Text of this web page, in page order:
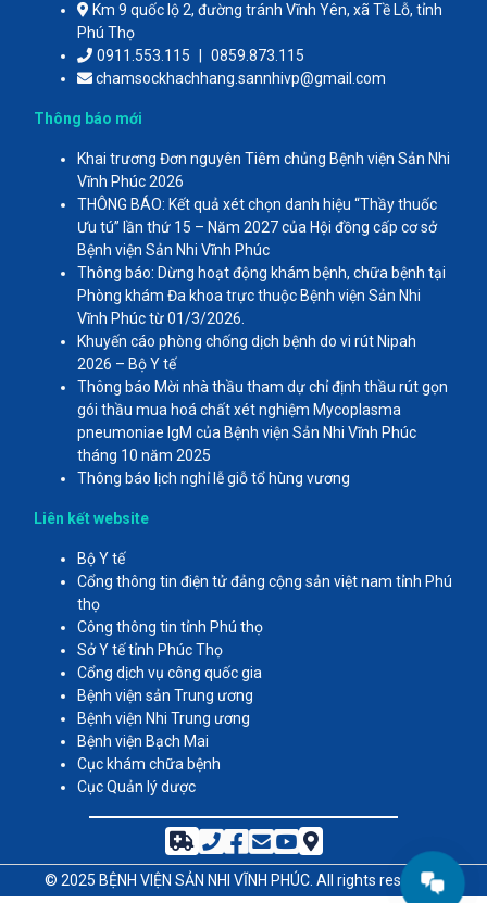
Km 9 quốc lộ 2, đường tránh Vĩnh Yên, xã Tề Lỗ, tỉnh
Phú Thọ
0911.553.115
0859.873.115
chamsockhachhang.sannhivp@gmail.com
Thông báo mới
Khai trương Đơn nguyên Tiêm chủng Bệnh viện Sản Nhi
Vĩnh Phúc 2026
THÔNG BÁO: Kết quả xét chọn danh hiệu “Thầy thuốc
Ưu tú” lần thứ 15 – Năm 2027 của Hội đồng cấp cơ sở
Bệnh viện Sản Nhi Vĩnh Phúc
Thông báo: Dừng hoạt động khám bệnh, chữa bệnh tại
Phòng khám Đa khoa trực thuộc Bệnh viện Sản Nhi
Vĩnh Phúc từ 01/3/2026.
Khuyến cáo phòng chống dịch bệnh do vi rút Nipah
2026 – Bộ Y tế
Thông báo Mời nhà thầu tham dự chỉ định thầu rút gọn
gói thầu mua hoá chất xét nghiệm Mycoplasma
pneumoniae IgM của Bệnh viện Sản Nhi Vĩnh Phúc
tháng 10 năm 2025
Thông báo lịch nghỉ lễ giỗ tổ hùng vương
Liên kết website
Bộ Y tế
Cổng thông tin điện tử đảng cộng sản việt nam tỉnh Phú
thọ
Công thông tin tỉnh Phú thọ
Sở Y tế tỉnh Phúc Thọ
Cổng dịch vụ công quốc gia
Bệnh viện sản Trung ương
Bệnh viện Nhi Trung ương
Bệnh viện Bạch Mai
Cục khám chữa bệnh
Cục Quản lý dược
© 2025 BỆNH VIỆN SẢN NHI VĨNH PHÚC. All rights reserved.